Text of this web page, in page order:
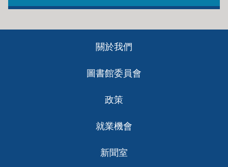
關於我們
圖書館委員會
政策
就業機會
新聞室